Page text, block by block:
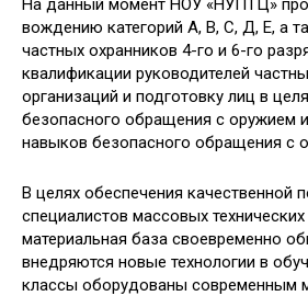
На данный момент НОУ «НУПТЦ»
вождению категорий А, В, С, Д, Е, а
частных охранников 4-го и 6-го
квалификации руководителей
организаций и подготовку лиц в
безопасного обращения с оружием
навыков безопасного обращения с
В целях обеспечения качественной
специалистов массовых
материальная база своевременно
внедряются новые технологии в
классы оборудованы современным